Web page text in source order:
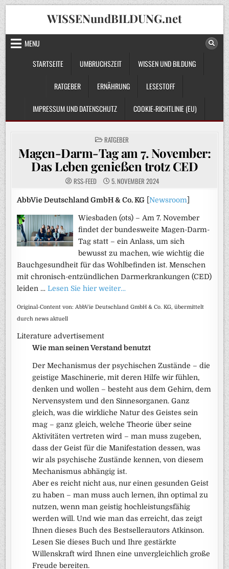
Skip
to
content
WISSENundBILDUNG.net
MENU
STARTSEITE
UMBRUCHSZEIT WISSEN UND BILDUNG
RATGEBER ERNÄHRUNG LESESTOFF
IMPRESSUM UND DATENSCHUTZ COOKIE-RICHTLINIE (EU)
POSTED
IN
RATGEBER
Magen-Darm-Tag am 7. November:
Das Leben genießen trotz CED
RSS-FEED 5. NOVEMBER 2024
AbbVie Deutschland GmbH & Co. KG [Newsroom
Wiesbaden (ots) – Am 7. November
findet der bundesweite Magen-Darm-
Tag statt – ein Anlass, um sich
bewusst zu machen, wie wichtig die
Bauchgesundheit für das Wohlbefinden ist. Menschen
mit chronisch-entzündlichen Darmerkrankungen (CED)
leiden …Lesen Sie hier weiter…
Original-Content von: AbbVie Deutschland GmbH & Co. KG, übermittelt
durch news aktuell
Literature advertisement
Wie man seinen Verstand benutzt
Der Mechanismus der psychischen Zustände – die
geistige Maschinerie, mit deren Hilfe wir fühlen,
denken und wollen – besteht aus dem Gehirn, dem
Nervensystem und den Sinnesorganen. Ganz
gleich, was die wirkliche Natur des Geistes sein
mag – ganz gleich, welche Theorie über seine
Aktivitäten vertreten wird – man muss zugeben,
dass der Geist für die Manifestation dessen, was
wir als psychische Zustände kennen, von diesem
Mechanismus abhängig ist.
Aber es reicht nicht aus, nur einen gesunden Geist
zu haben – man muss auch lernen, ihn optimal zu
nutzen, wenn man geistig hochleistungsfähig
werden will. Und wie man das erreicht, das zeigt
Ihnen dieses Buch des Bestsellerautors Atkinson.
Lesen Sie dieses Buch und Ihre gestärkte
Willenskraft wird Ihnen eine unvergleichlich große
Freude bereiten.